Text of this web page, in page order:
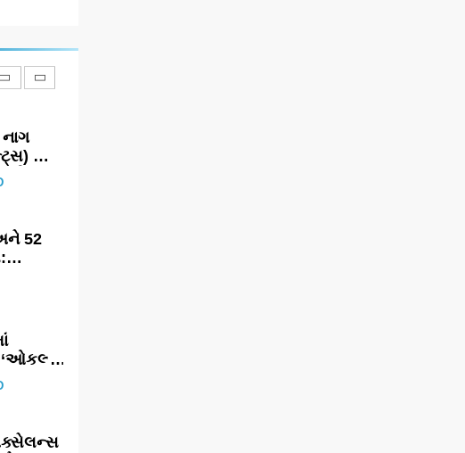
નાગ
દ્વારા
52
‘ઓકલ્ટ
રીડિંગ